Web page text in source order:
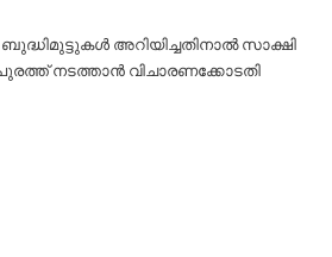
അറിയിച്ചതിനാൽ സാക്ഷി
നടത്താൻ വിചാരണക്കോടതി